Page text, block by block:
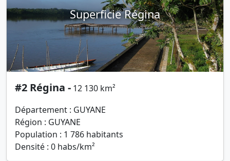
Superficie Régina
#2 Régina - 12 130 km²
Département : GUYANE
Région : GUYANE
Population : 1 786 habitants
Densité : 0 habs/km²